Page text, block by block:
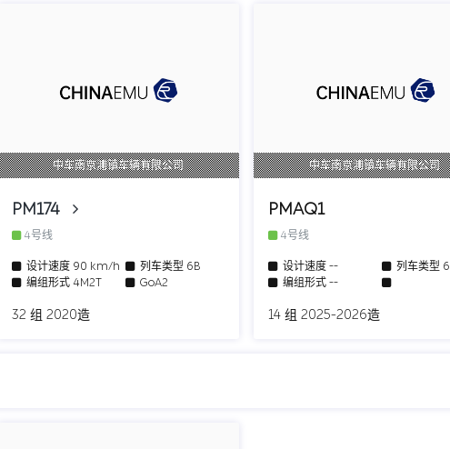
中车南京浦镇车辆有限公司
PM174
4号线
设计速度90 km/h 列车类型 6B
编组形式4M2T GoA2
32 组 2020造
中车南京浦镇车辆有限公司
PMAQ1
4号线
设计速度 -- 列车类型
编组形式 --
14 组 2025-2026造